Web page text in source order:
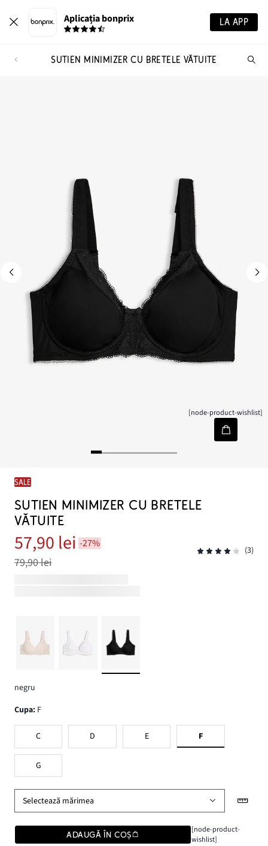
Aplicația bonprix LA APP
SUTIEN MINIMIZER CU BRETELE VĂTUITE
[node-product-wishlist]
SALE
SUTIEN MINIMIZER CU BRETELE
VĂTUITE
57,90 lei -27%
79,90 lei
(3)
negru
Cupa: F
C D E F
G
Selectează mărimea
ADAUGĂ ÎN COȘ
[node-product-
wishlist]